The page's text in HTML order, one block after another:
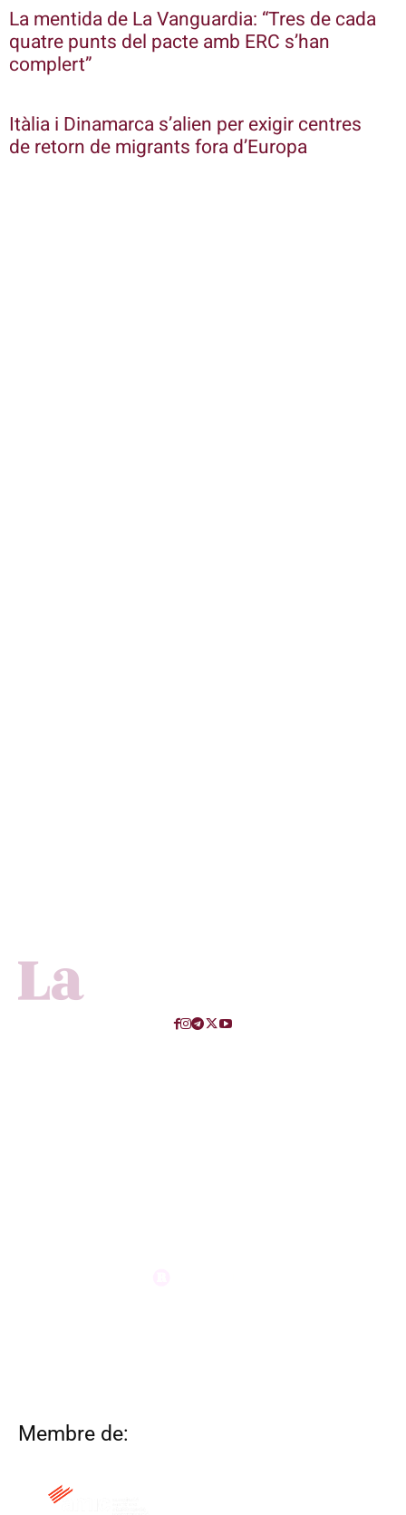
La mentida de La Vanguardia: “Tres de cada
quatre punts del pacte amb ERC s’han
complert”
Itàlia i Dinamarca s’alien per exigir centres
de retorn de migrants fora d’Europa
Membre de: